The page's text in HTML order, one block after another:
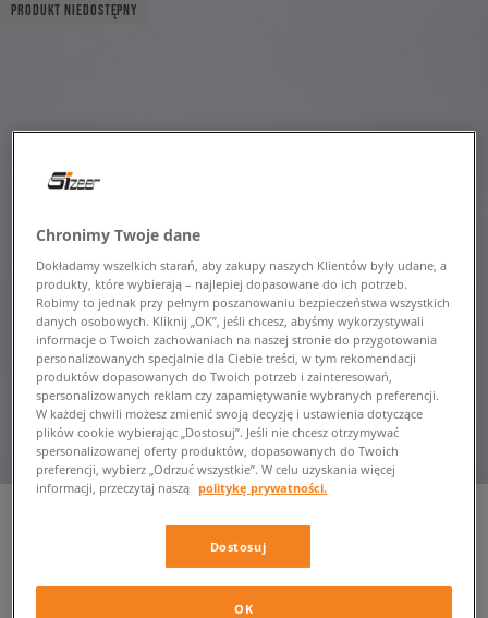
PRODUKT NIEDOSTĘPNY
męskie, sneakersy
Chronimy Twoje dane
Dokładamy wszelkich starań, aby zakupy naszych Klientów były udane, a
produkty, które wybierają – najlepiej dopasowane do ich potrzeb.
Robimy to jednak przy pełnym poszanowaniu bezpieczeństwa wszystkich
danych osobowych. Kliknij „OK”, jeśli chcesz, abyśmy wykorzystywali
informacje o Twoich zachowaniach na naszej stronie do przygotowania
personalizowanych specjalnie dla Ciebie treści, w tym rekomendacji
produktów dopasowanych do Twoich potrzeb i zainteresowań,
spersonalizowanych reklam czy zapamiętywanie wybranych preferencji.
W każdej chwili możesz zmienić swoją decyzję i ustawienia dotyczące
plików cookie wybierając „Dostosuj”. Jeśli nie chcesz otrzymywać
spersonalizowanej oferty produktów, dopasowanych do Twoich
preferencji, wybierz „Odrzuć wszystkie”. W celu uzyskania więcej
informacji, przeczytaj naszą politykę prywatności.
Dostosuj
OK